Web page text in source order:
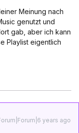
Meinung nach
genutzt und
gab, aber ich kann
Playlist eigentlich
years ago